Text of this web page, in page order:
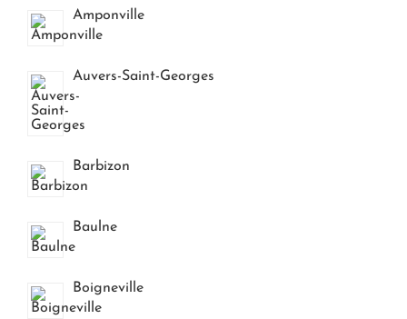
Amponville
Auvers-Saint-Georges
Barbizon
Baulne
Boigneville